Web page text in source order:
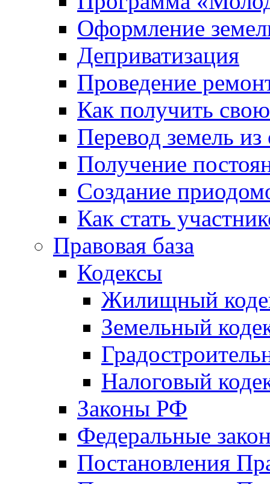
Оформление
Деприватизация
Проведение
Как получить
Перевод земель
Получение
Создание
Как стать
Правовая база
Кодексы
Жилищный
Земельный
Налоговый
Законы РФ
Федеральные
Постановления